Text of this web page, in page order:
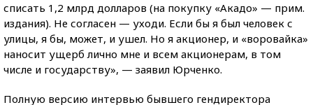
списать 1,2 млрд долларов (на покупку «Акадо» — прим.
издания). Не согласен — уходи. Если бы я был человек с
улицы, я бы, может, и ушел. Но я акционер, и «воровайка»
наносит ущерб лично мне и всем акционерам, в том
числе и государству», — заявил Юрченко.
Полную версию интервью бывшего гендиректора